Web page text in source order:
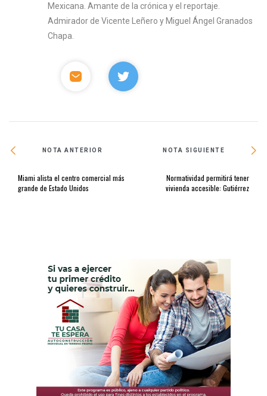
Mexicana. Amante de la crónica y el reportaje.
Admirador de Vicente Leñero y Miguel Ángel Granados
Chapa.
NOTA ANTERIOR
Miami alista el centro comercial más
grande de Estado Unidos
NOTA SIGUIENTE
Normatividad permitirá tener
vivienda accesible: Gutiérrez